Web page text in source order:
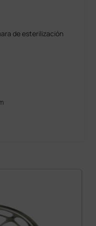
de esterilización